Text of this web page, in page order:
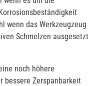
wenn das Werkzeugzeug
Schmelzen ausgesetzt
noch höhere
bessere Zerspanbarkeit